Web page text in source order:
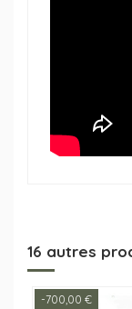
16 autres
-700,00 €